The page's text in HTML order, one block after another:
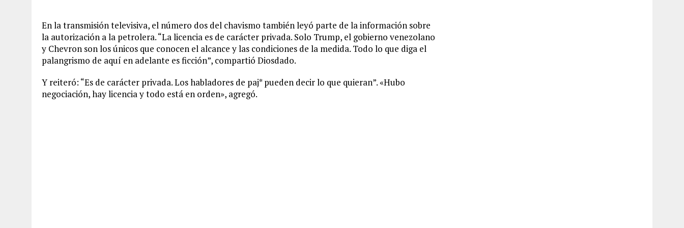
En la transmisión televisiva, el número dos del chavismo también leyó parte de la información sobre
la autorización a la petrolera. “La licencia es de carácter privada. Solo Trump, el gobierno venezolano
y Chevron son los únicos que conocen el alcance y las condiciones de la medida. Todo lo que diga el
palangrismo de aquí en adelante es ficción”, compartió Diosdado.
Y reiteró: “Es de carácter privada. Los habladores de paj* pueden decir lo que quieran”. «Hubo
negociación, hay licencia y todo está en orden», agregó.